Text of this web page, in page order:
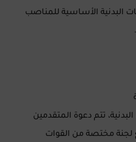
البدنية الأساسية للمناصب
البدنية، تتم دعوة المتقدمين
مختصة من القوات